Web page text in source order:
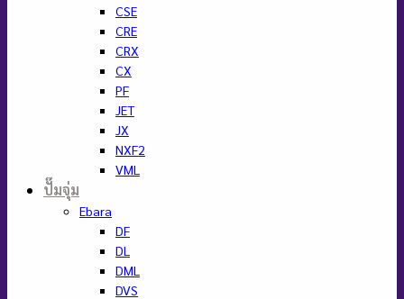
CSE
CRE
CRX
CX
PF
JET
JX
NXF2
VML
ปั๊มจุ่ม
Ebara
DF
DL
DML
DVS